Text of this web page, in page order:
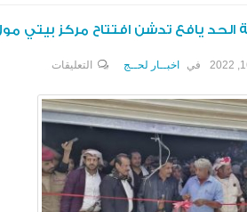
الحد يافع تدشن افتتاح مركز
في اخبــار لحــج التعليقات
مديرية
يافع
تدشن
افتتاح